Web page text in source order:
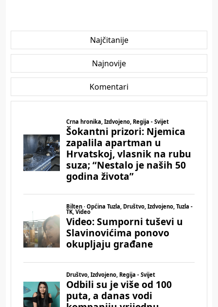
Najčitanije
Najnovije
Komentari